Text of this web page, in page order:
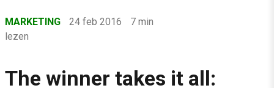
›MARKETING 24 feb 2016
7 min
lezen
The winner takes it all: